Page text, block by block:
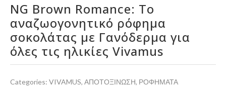
NG Brown Romance: Το
αναζωογονητικό ρόφημα
σοκολάτας με Γανόδερμα για
όλες τις ηλικίες Vivamus
Categories: VIVAMUS, ΑΠΟΤΟΞΙΝΩΣΗ, ΡΟΦΗΜΑΤΑ